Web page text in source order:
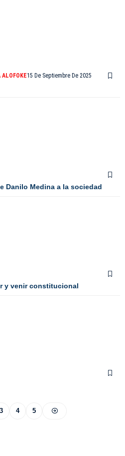
ALOFOKE15 De Septiembre De 2025
Danilo Medina a la sociedad
y venir constitucional
3 4 5